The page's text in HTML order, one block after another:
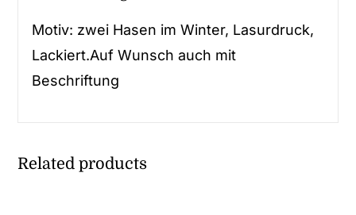
Motiv: zwei Hasen im Winter, Lasurdruck,
Lackiert.Auf Wunsch auch mit
Beschriftung
Related products